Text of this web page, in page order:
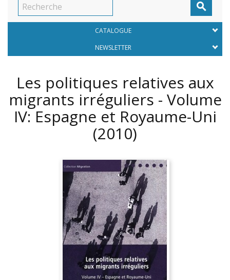

CATALOGUE
NEWSLETTER
Les politiques relatives aux
migrants irréguliers - Volume
IV: Espagne et Royaume-Uni
(2010)